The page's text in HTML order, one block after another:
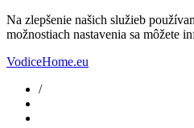
Na zlepšenie našich služieb
možnostiach nastavenia sa môžete
VodiceHome.eu
/